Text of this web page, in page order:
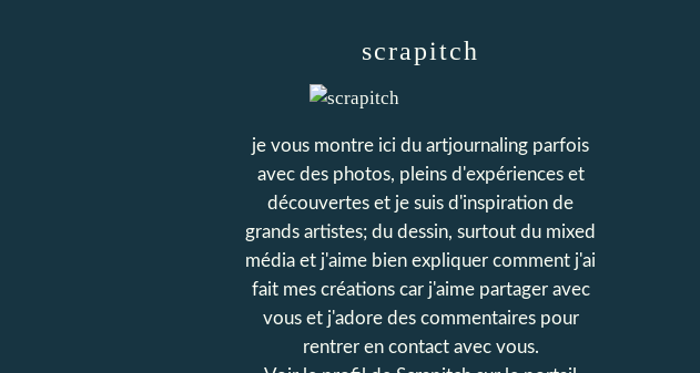
scrapitch
je vous montre ici du artjournaling parfois
avec des photos, pleins d'expériences et
découvertes et je suis d'inspiration de
grands artistes; du dessin, surtout du mixed
média et j'aime bien expliquer comment j'ai
fait mes créations car j'aime partager avec
vous et j'adore des commentaires pour
rentrer en contact avec vous.